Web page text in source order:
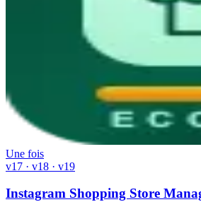
Une fois
v17 · v18 · v19
Instagram Shopping Store